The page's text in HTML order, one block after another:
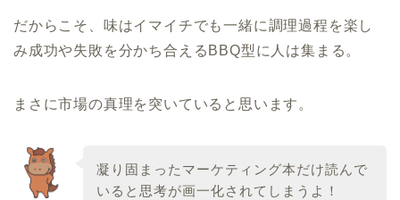
だからこそ、味はイマイチでも一緒に調理過程を楽し
み成功や失敗を分かち合えるBBQ型に人は集まる。
まさに市場の真理を突いていると思います。
凝り固まったマーケティング本だけ読んで
いると思考が画一化されてしまうよ！